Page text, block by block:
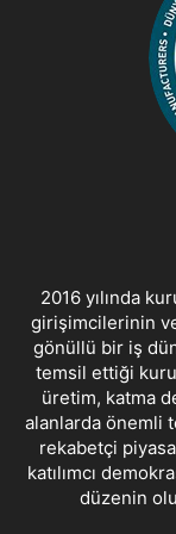
2016 yılında
girişimcilerinin
gönüllü bir iş
temsil ettiği
üretim, katma
alanlarda önemli
rekabetçi
katılımcı
düzenin